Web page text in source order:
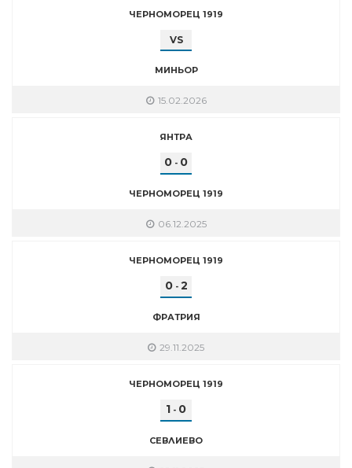
ЧЕРНОМОРЕЦ 1919
VS
МИНЬОР
15.02.2026
ЯНТРА
0 - 0
ЧЕРНОМОРЕЦ 1919
06.12.2025
ЧЕРНОМОРЕЦ 1919
0- 2
ФРАТРИЯ
29.11.2025
ЧЕРНОМОРЕЦ 1919
1 - 0
СЕВЛИЕВО